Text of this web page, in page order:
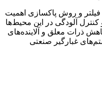
فیلتر و روش پاکسازی اهمیت
کنترل آلودگی در این محیط‌ها
ذرات معلق و آلاینده‌های
غبارگیر صنعتی